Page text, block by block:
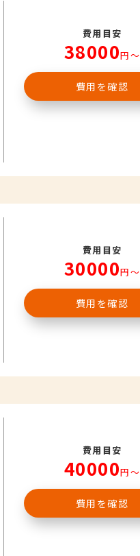
費用目安
38000円〜
費用を確認
費用目安
30000円〜
費用を確認
費用目安
40000円〜
費用を確認